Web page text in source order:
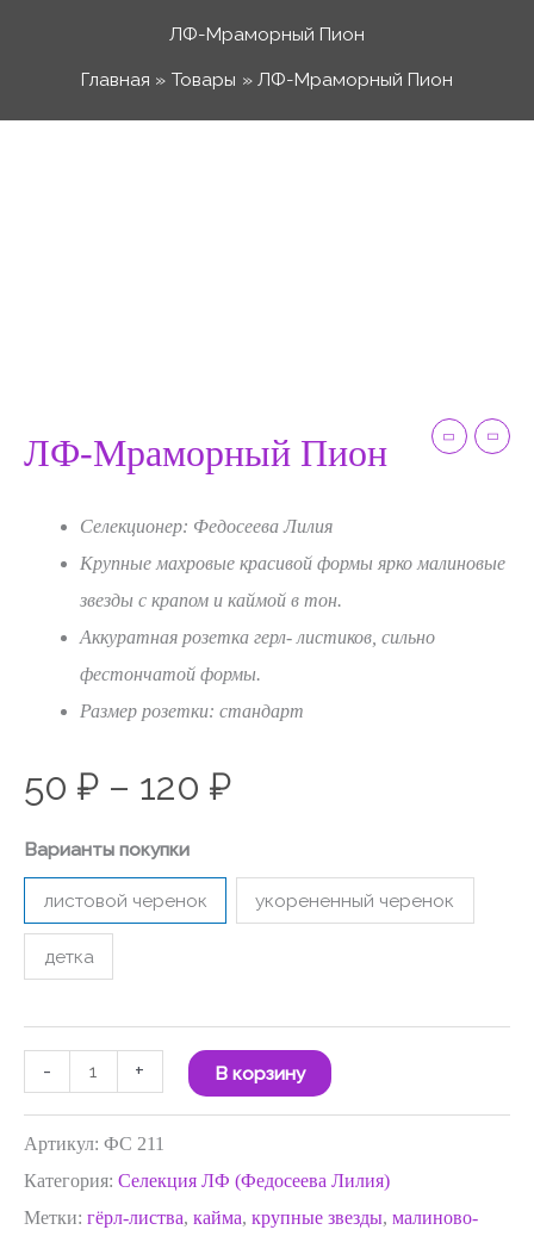
содержимому
ЛФ-Мраморный Пион
Главная
Товары ЛФ-Мраморный Пион
ЛФ-Мраморный Пион
Селекционер: Федосеева Лилия
Крупные махровые красивой формы ярко малиновые
звезды с крапом и каймой в тон.
Аккуратная розетка герл- листиков, сильно
фестончатой формы.
Размер розетки: стандарт
50 ₽ – 120 ₽
Варианты покупки
листовой черенок укорененный черенок
детка
- + В корзину
Артикул: ФС 211
Категория: Селекция ЛФ (Федосеева Лилия)
Метки: гёрл-листва, кайма, крупные звезды, малиново-